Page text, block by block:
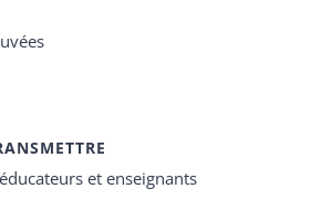
et enseignants